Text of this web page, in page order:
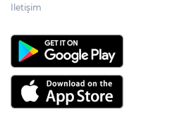
İletişim